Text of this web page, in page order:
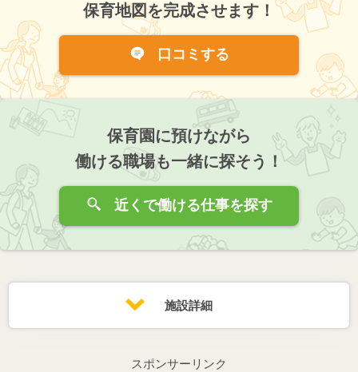
保育地図を完成させます！
口コミする
保育園に預けながら
働ける職場も一緒に探そう！
近くで働ける仕事を探す
施設詳細
スポンサーリンク